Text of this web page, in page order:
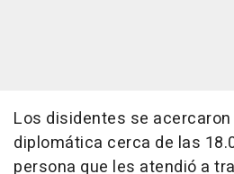
Los disidentes se
diplomática cerca de las
persona que les atendió a